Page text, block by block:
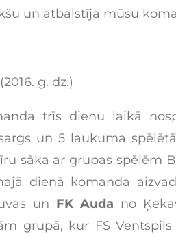
un atbalstīja mūsu
(2016. g. dz.)
trīs dienu laikā
un 5 laukuma
sāka ar grupas spēlēm
dienā komanda
un FK Auda no
grupā, kur FS